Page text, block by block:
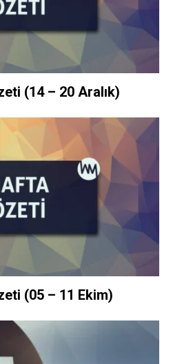
(14 – 20 Aralık)
(05 – 11 Ekim)